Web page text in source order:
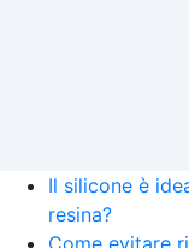
Il silicone è
resina?
Come evitare